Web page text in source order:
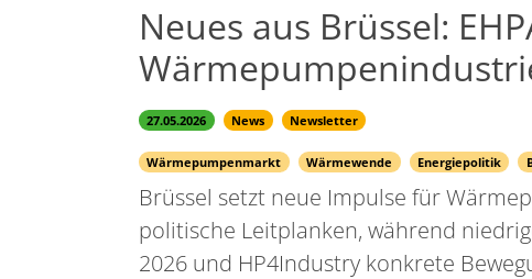
Neues aus Brüssel:
27.05.2026 News Newsletter
Wärmepumpenmarkt Wärmewende Energiepolitik
Brüssel setzt neue Impulse für
politische Leitplanken, während
2026 und HP4Industry konkrete